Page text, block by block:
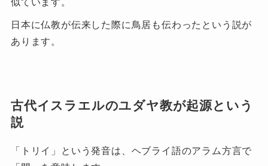
似ています。
日本に仏教が伝来した際に鳥居も伝わったという説が
あります。
古代イスラエルのユダヤ教が起源という
説
「トリイ」という発音は、ヘブライ語のアラム方言で